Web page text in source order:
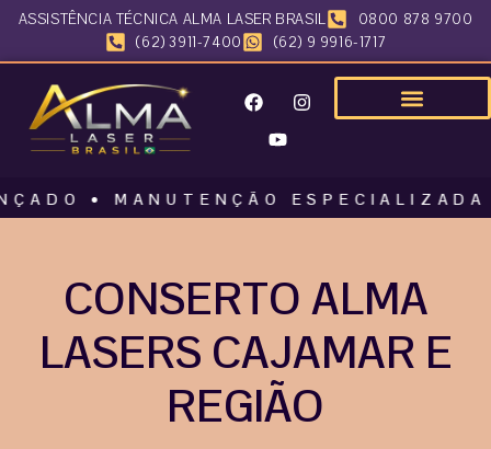
ASSISTÊNCIA TÉCNICA ALMA LASER BRASIL
0800 878 9700
(62) 3911-7400
(62) 9 9916-1717
• MANUTENÇÃO ESPECIALIZADA
CONSERTO ALMA
LASERS CAJAMAR E
REGIÃO